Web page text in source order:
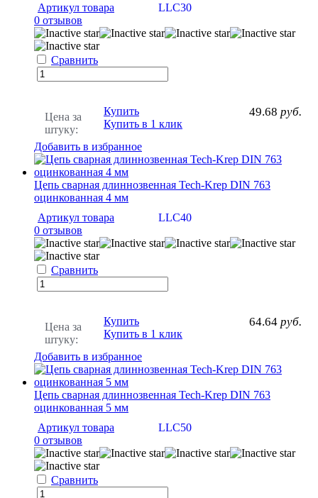
Артикул товара
LLC30
0 отзывов
Сравнить
Цена за
штуку:
49.68 руб.
Купить
Купить в 1 клик
Добавить в избранное
Цепь сварная длиннозвенная Tech-Krep DIN 763
оцинкованная 4 мм
Артикул товара
LLC40
0 отзывов
Сравнить
Цена за
штуку:
64.64 руб.
Купить
Купить в 1 клик
Добавить в избранное
Цепь сварная длиннозвенная Tech-Krep DIN 763
оцинкованная 5 мм
Артикул товара
LLC50
0 отзывов
Сравнить